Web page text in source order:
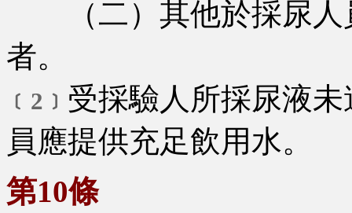
（二）其他於採尿人
者。
﹝2﹞ 受採驗人所採尿液
員應提供充足飲用水。
第10條